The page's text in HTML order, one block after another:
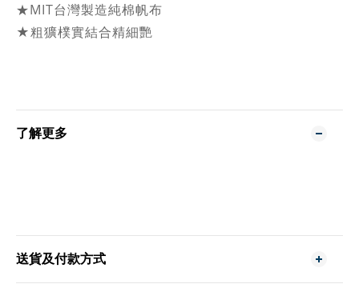
★MIT台灣製造純棉帆布
★粗獷樸實結合精細艷
了解更多
送貨及付款方式